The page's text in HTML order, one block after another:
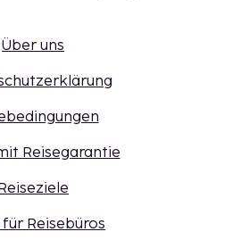
Über uns
Reisegarantie
für Reisebüros